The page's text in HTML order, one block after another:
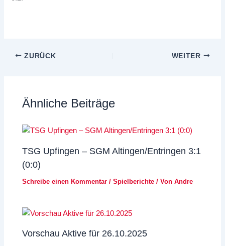
ZURÜCK WEITER
Ähnliche Beiträge
TSG Upfingen – SGM Altingen/Entringen 3:1
(0:0)
Schreibe einen Kommentar /Spielberichte / VonAndre
Vorschau Aktive für 26.10.2025